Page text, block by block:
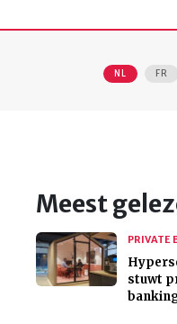
NL FR
Meest
PRIVATE
stuwt